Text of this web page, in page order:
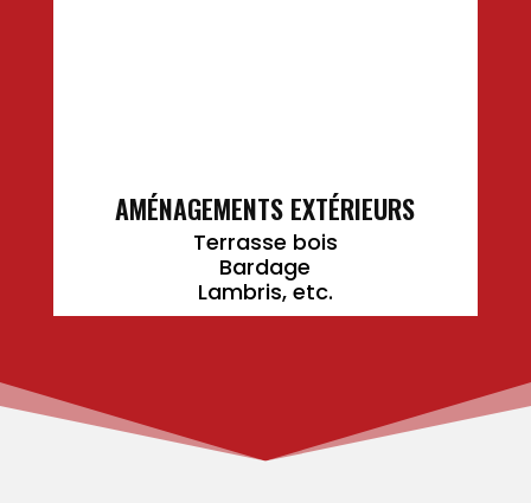
AMÉNAGEMENTS EXTÉRIEURS
Terrasse bois
Bardage
Lambris, etc.